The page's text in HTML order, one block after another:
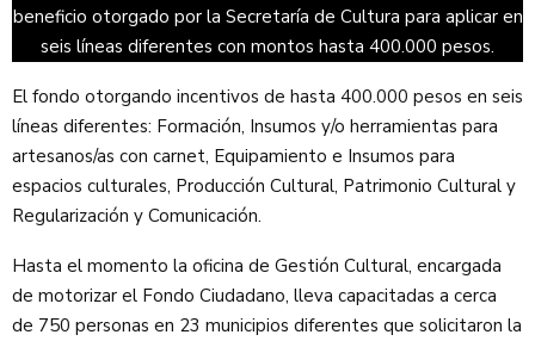
beneficio otorgado por la Secretaría de Cultura para aplicar en
seis líneas diferentes con montos hasta 400.000 pesos.
El fondo otorgando incentivos de hasta 400.000 pesos en seis
líneas diferentes: Formación, Insumos y/o herramientas para
artesanos/as con carnet, Equipamiento e Insumos para
espacios culturales, Producción Cultural, Patrimonio Cultural y
Regularización y Comunicación.
Hasta el momento la oficina de Gestión Cultural, encargada
de motorizar el Fondo Ciudadano, lleva capacitadas a cerca
de 750 personas en 23 municipios diferentes que solicitaron la